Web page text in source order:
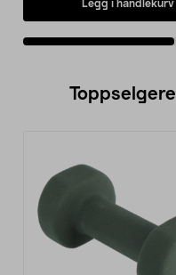
Legg i handlekurv